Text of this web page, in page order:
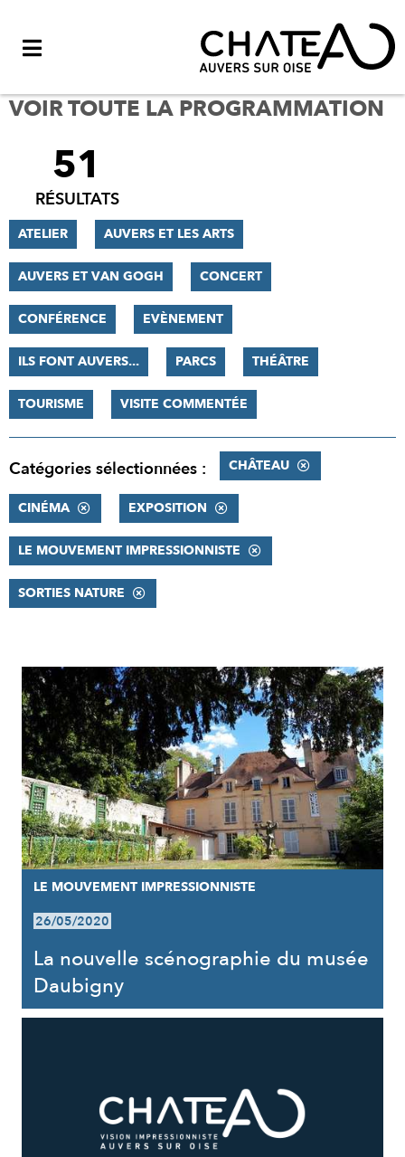
VOIR TOUTE LA PROGRAMMATION
FILTRER
RÉSULTATS
51
RÉSULTATS
ATELIER AUVERS ET LES ARTS
AUVERS ET VAN GOGH CONCERT
CONFÉRENCE EVÈNEMENT
ILS FONT AUVERS... PARCS THÉÂTRE
TOURISME VISITE COMMENTÉE
Catégories sélectionnées : CHÂTEAU
CINÉMA EXPOSITION
LE MOUVEMENT IMPRESSIONNISTE
SORTIES NATURE
RÉSULTATS
LE MOUVEMENT IMPRESSIONNISTE
26/05/2020
La nouvelle scénographie du musée
Daubigny